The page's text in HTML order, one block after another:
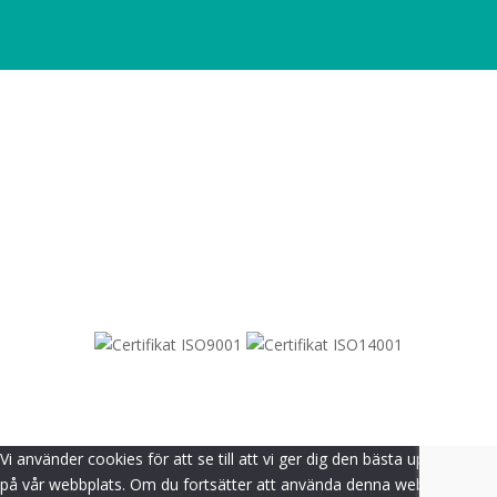
Vi använder cookies för att se till att vi ger dig den bästa upplevelsen
på vår webbplats. Om du fortsätter att använda denna webbplats